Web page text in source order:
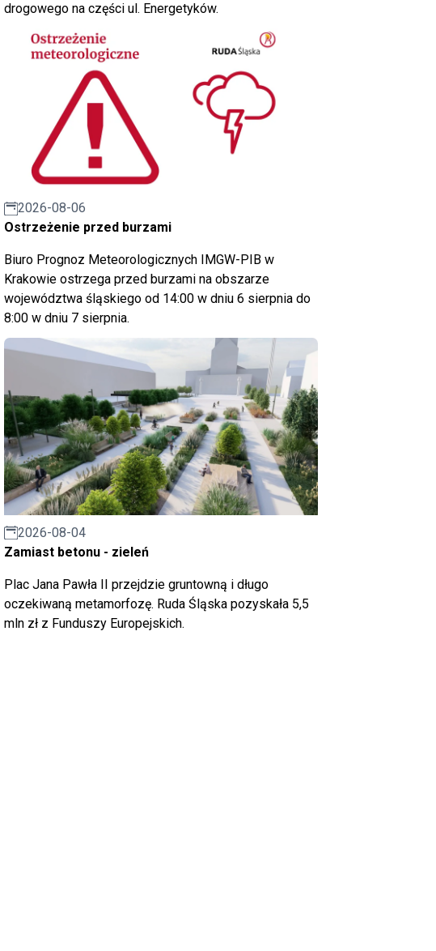
drogowego na części ul. Energetyków.
2026-08-06
Ostrzeżenie przed burzami
Biuro Prognoz Meteorologicznych IMGW-PIB w
Krakowie ostrzega przed burzami na obszarze
województwa śląskiego od 14:00 w dniu 6 sierpnia do
8:00 w dniu 7 sierpnia.
2026-08-04
Zamiast betonu - zieleń
Plac Jana Pawła II przejdzie gruntowną i długo
oczekiwaną metamorfozę. Ruda Śląska pozyskała 5,5
mln zł z Funduszy Europejskich.